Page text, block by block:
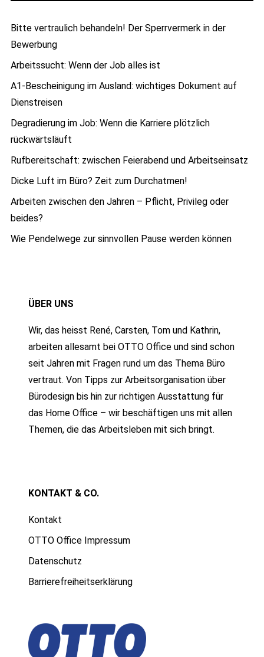
Bitte vertraulich behandeln! Der Sperrvermerk in der
Bewerbung
Arbeitssucht: Wenn der Job alles ist
A1-Bescheinigung im Ausland: wichtiges Dokument auf
Dienstreisen
Degradierung im Job: Wenn die Karriere plötzlich
rückwärtsläuft
Rufbereitschaft: zwischen Feierabend und Arbeitseinsatz
Dicke Luft im Büro? Zeit zum Durchatmen!
Arbeiten zwischen den Jahren – Pflicht, Privileg oder
beides?
Wie Pendelwege zur sinnvollen Pause werden können
ÜBER UNS
Wir, das heisst René, Carsten, Tom und Kathrin,
arbeiten allesamt bei OTTO Office und sind schon
seit Jahren mit Fragen rund um das Thema Büro
vertraut. Von Tipps zur Arbeitsorganisation über
Bürodesign bis hin zur richtigen Ausstattung für
das Home Office – wir beschäftigen uns mit allen
Themen, die das Arbeitsleben mit sich bringt.
KONTAKT & CO.
Kontakt
OTTO Office Impressum
Datenschutz
Barrierefreiheitserklärung